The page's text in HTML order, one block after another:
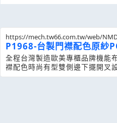
https://mech.tw66.com.tw/web/
P1968-台製門襟配色原紗
全程台灣製造歐美專櫃品牌機能
襟配色時尚有型 雙側邊下擺開叉
不黏身